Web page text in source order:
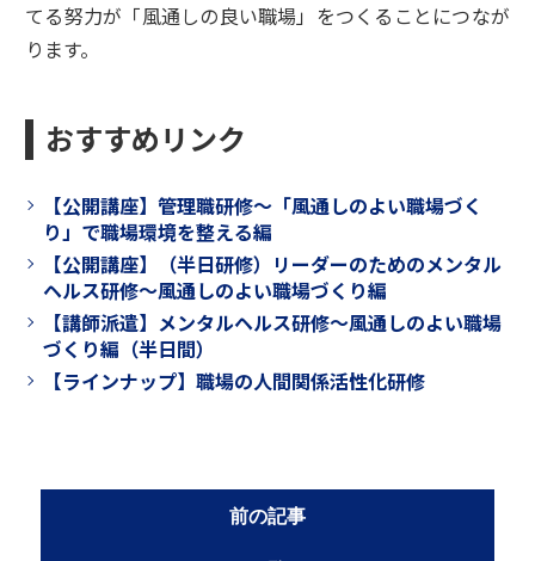
てる努力が「風通しの良い職場」をつくることにつなが
ります。
おすすめリンク
【公開講座】管理職研修～「風通しのよい職場づく
り」で職場環境を整える編
【公開講座】（半日研修）リーダーのためのメンタル
ヘルス研修～風通しのよい職場づくり編
【講師派遣】メンタルヘルス研修～風通しのよい職場
づくり編（半日間）
【ラインナップ】職場の人間関係活性化研修
前の記事